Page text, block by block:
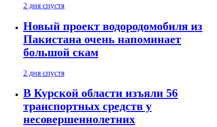
2 дня спустя
Новый проект водородомобиля из
Пакистана очень напоминает
большой скам
2 дня спустя
В Курской области изъяли 56
транспортных средств у
несовершеннолетних